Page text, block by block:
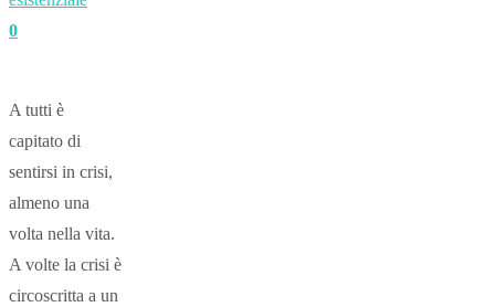
0
A tutti è
capitato di
sentirsi in crisi,
almeno una
volta nella vita.
A volte la crisi è
circoscritta a un